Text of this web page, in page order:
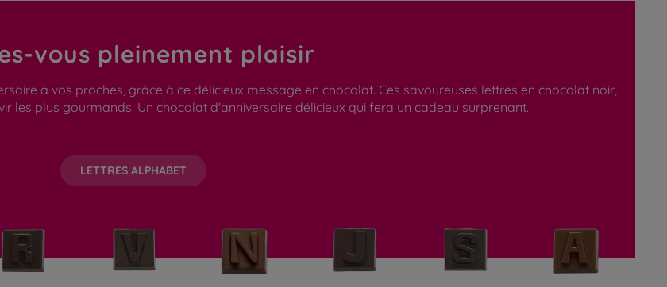
vous pleinement plaisir
à vos proches, grâce à ce délicieux message en chocolat. Ces savoureuses lettres en chocolat noir,
les plus gourmands. Un chocolat d'anniversaire délicieux qui fera un cadeau surprenant.
LETTRES ALPHABET